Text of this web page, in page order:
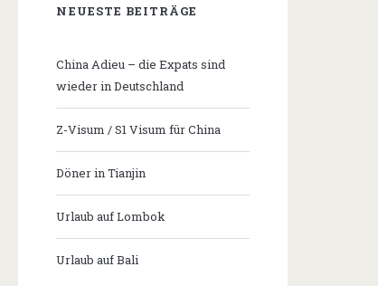
NEUESTE BEITRÄGE
China Adieu – die Expats sind
wieder in Deutschland
Z-Visum / S1 Visum für China
Döner in Tianjin
Urlaub auf Lombok
Urlaub auf Bali